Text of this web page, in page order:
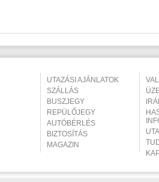
UTAZÁSI AJÁNLATOK
SZÁLLÁS
BUSZJEGY
REPÜLŐJEGY
AUTÓBÉRLÉS
BIZTOSÍTÁS
MAGAZIN